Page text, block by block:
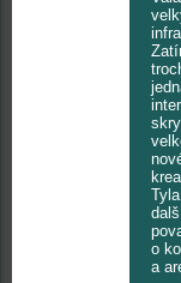
o
a